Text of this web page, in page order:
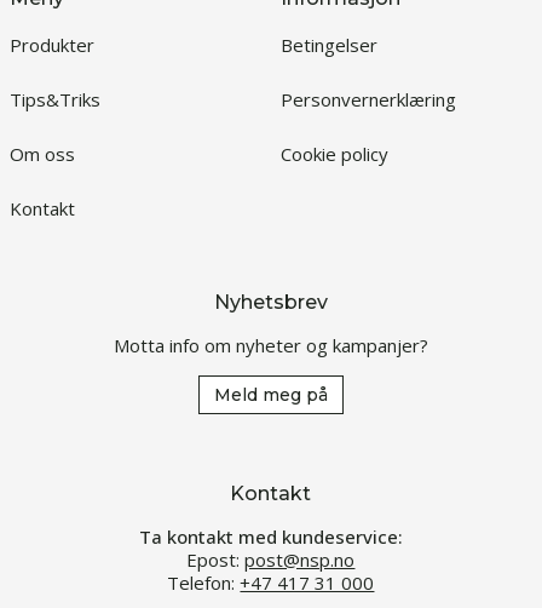
Produkter
Tips&Triks
Om oss
Kontakt
Betingelser
Personvernerklæring
Cookie policy
Nyhetsbrev
Motta info om nyheter og kampanjer?
Meld meg på
Kontakt
Ta kontakt med kundeservice:
Epost:post@nsp.no
Telefon:+47 417 31 000